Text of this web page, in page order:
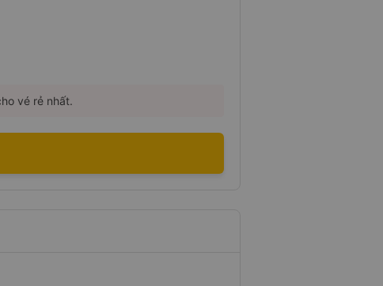
vé rẻ nhất.